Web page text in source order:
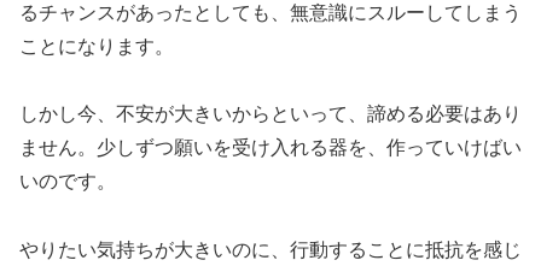
るチャンスがあったとしても、無意識にスルーしてしまう
ことになります。
しかし今、不安が大きいからといって、諦める必要はあり
ません。少しずつ願いを受け入れる器を、作っていけばい
いのです。
やりたい気持ちが大きいのに、行動することに抵抗を感じ